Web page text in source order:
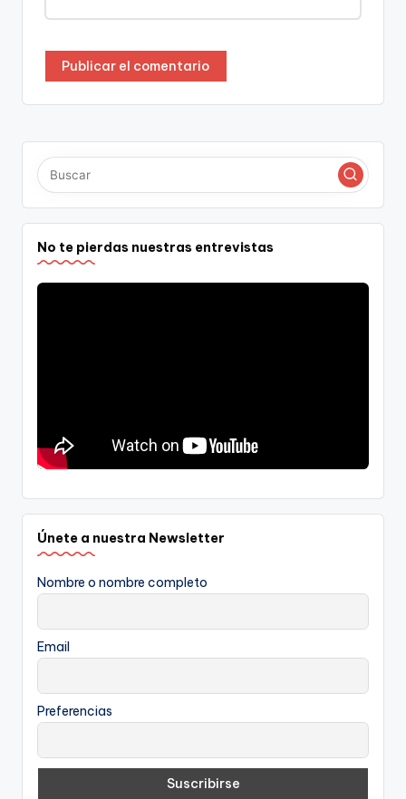
No te pierdas nuestras entrevistas
Únete a nuestra Newsletter
Nombre o nombre completo
Email
Preferencias